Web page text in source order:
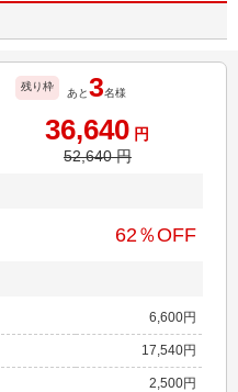
残り枠
あと3名様
36,640 円
52,640円
62 ％OFF
6,600円
17,540円
2,500円